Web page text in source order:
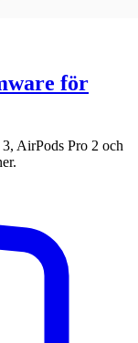
för
AirPods Pro 2 och